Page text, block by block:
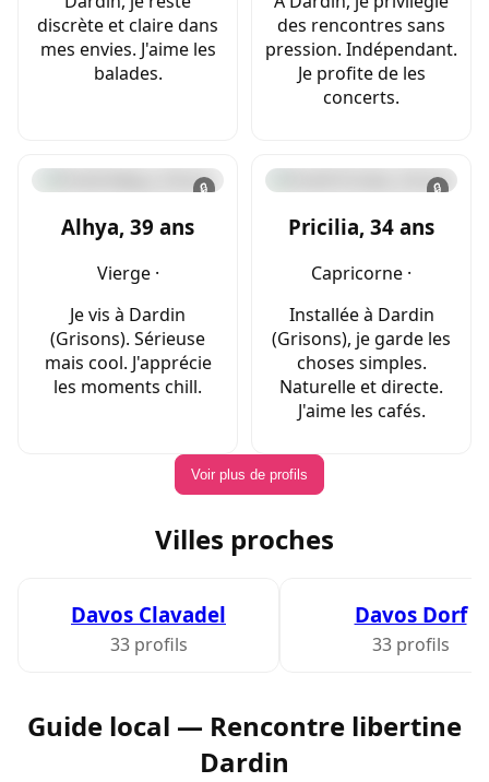
discrète et claire dans
mes envies. J'aime les
balades.
des rencontres sans
pression. Indépendant.
Je profite de les
concerts.
🔒
Alhya, 39 ans
Vierge ·
Je vis à Dardin
(Grisons). Sérieuse
mais cool. J'apprécie
les moments chill.
🔒
Pricilia, 34 ans
Capricorne ·
Installée à Dardin
(Grisons), je garde les
choses simples.
Naturelle et directe.
J'aime les cafés.
Voir plus de profils
Villes proches
Davos Clavadel
33 profils
Davos Dorf
33 profils
Guide local — Rencontre libertine
Dardin